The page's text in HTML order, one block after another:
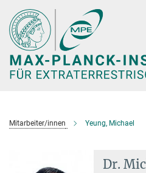
Hauptinhalt
Mitarbeiter/innen Yeung, Michael
Dr.